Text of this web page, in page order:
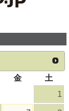
金
土
1